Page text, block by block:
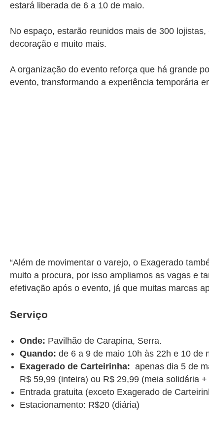
estará liberada de 6 a 10 de maio.
No espaço, estarão reunidos mais de 300
decoração e muito mais.
A organização do evento reforça que há grande
evento, transformando a experiência temporária
“Além de movimentar o varejo, o Exagerado
muito a procura, por isso ampliamos as vagas e
efetivação após o evento, já que muitas marcas
Serviço
Onde: Pavilhão de Carapina, Serra.
Quando: de 6 a 9 de maio 10h às 22h e 10 de
Exagerado de Carteirinha: apenas dia 5 de
R$ 59,99 (inteira) ou R$ 29,99 (meia solidária
Entrada gratuita (exceto Exagerado de
Estacionamento: R$20 (diária)